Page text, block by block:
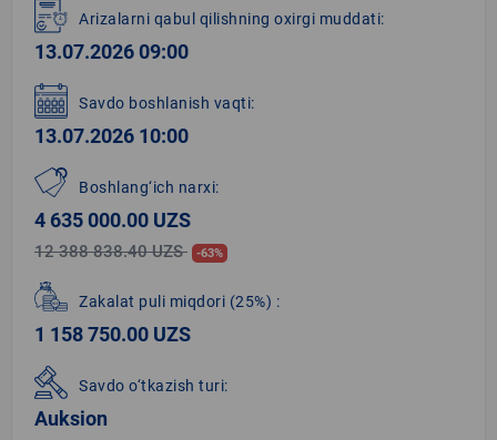
1
of
7
Arizalarni qabul qilishning oxirgi muddati:
13.07.2026 09:00
Savdo boshlanish vaqti:
13.07.2026 10:00
Boshlang‘ich narxi:
4 635 000.00 UZS
12 388 838.40 UZS -63%
Zakalat puli miqdori (25%) :
1 158 750.00 UZS
Savdo o‘tkazish turi:
Auksion